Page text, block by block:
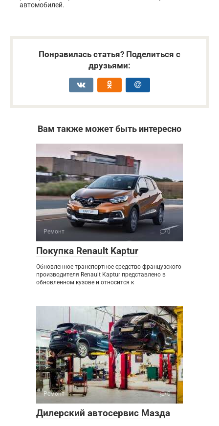
автомобилей.
Понравилась статья? Поделиться с
друзьями:
Вам также может быть интересно
Ремонт 0
Покупка Renault Kaptur
Обновленное транспортное средство французского
производителя Renault Kaptur представлено в
обновленном кузове и относится к
Ремонт 0
Дилерский автосервис Мазда